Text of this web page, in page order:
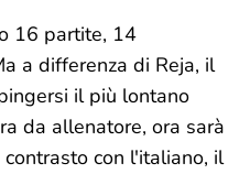
16 partite, 14
a differenza di Reja, il
il più lontano
da allenatore, ora sarà
con l'italiano, il